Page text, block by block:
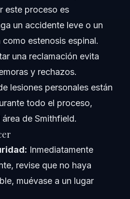
este proceso es
un accidente leve o un
estenosis espinal.
una reclamación evita
y rechazos.
lesiones personales están
todo el proceso,
de Smithfield.
Inmediatamente
revise que no haya
muévase a un lugar